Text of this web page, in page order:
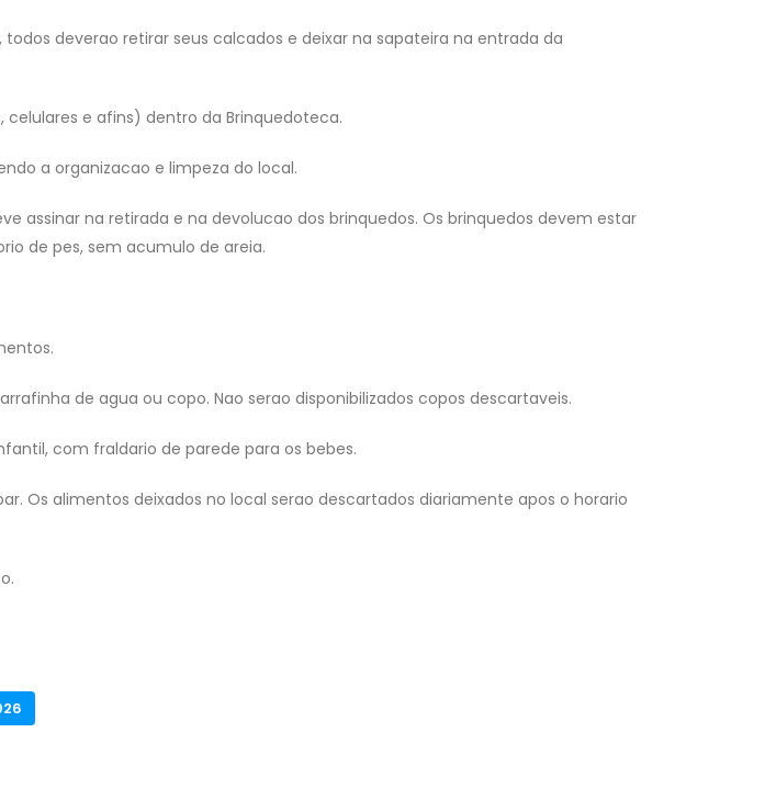
deverao retirar seus calcados e deixar na sapateira na entrada da
e afins) dentro da Brinquedoteca.
a organizacao e limpeza do local.
assinar na retirada e na devolucao dos brinquedos. Os brinquedos devem estar
de pes, sem acumulo de areia.
de agua ou copo. Nao serao disponibilizados copos descartaveis.
com fraldario de parede para os bebes.
Os alimentos deixados no local serao descartados diariamente apos o horario